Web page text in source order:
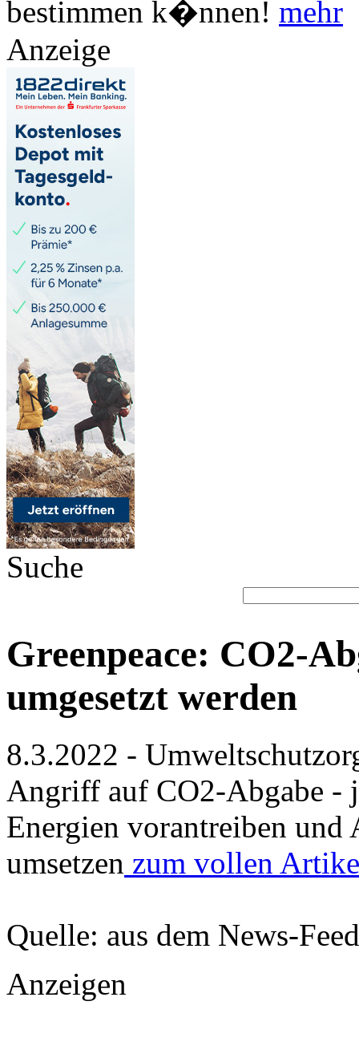
bestimmen k�nnen! mehr
Anzeige
Suche
Greenpeace: CO2-
umgesetzt werden
8.3.2022 -
Angriff auf CO2-Abgabe -
Energien vorantreiben
umsetzen zum vollen
Quelle: aus dem News-
Anzeigen